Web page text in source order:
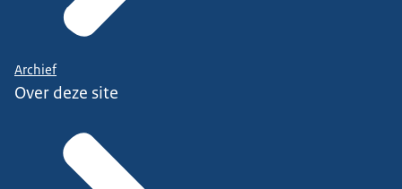
Archief
Over deze site